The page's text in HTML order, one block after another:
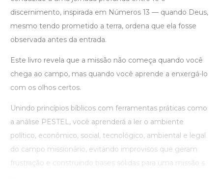
discernimento, inspirada em Números 13 — quando Deus,
mesmo tendo prometido a terra, ordena que ela fosse
observada antes da entrada.
Este livro revela que a missão não começa quando você
chega ao campo, mas quando você aprende a enxergá-lo
com os olhos certos.
Unindo princípios bíblicos com ferramentas práticas como
a análise PESTEL, você aprenderá a ler o ambiente
político, econômico, social, tecnológico, ambiental e legal
do campo missionário, evitando improvisos que geram
frustração e construindo bases sólidas para uma missão s